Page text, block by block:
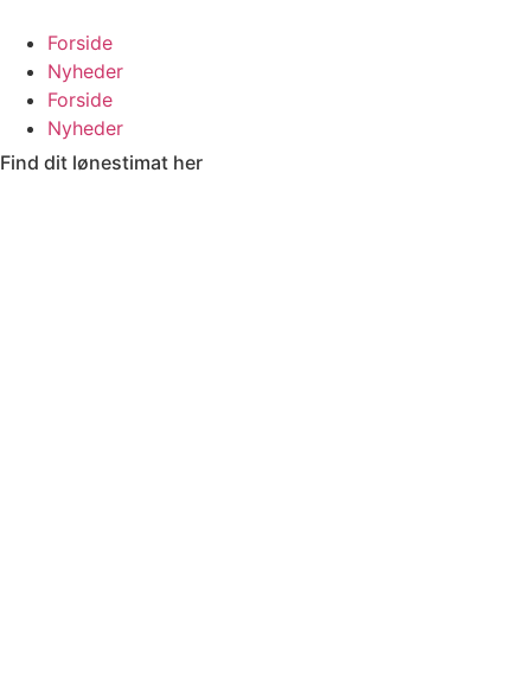
indhold
Forside
Nyheder
Forside
Nyheder
Find dit lønestimat her